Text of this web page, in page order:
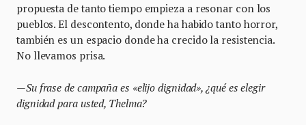
propuesta de tanto tiempo empieza a resonar con los
pueblos. El descontento, donde ha habido tanto horror,
también es un espacio donde ha crecido la resistencia.
No llevamos prisa.
—Su frase de campaña es «elijo dignidad», ¿qué es elegir
dignidad para usted, Thelma?